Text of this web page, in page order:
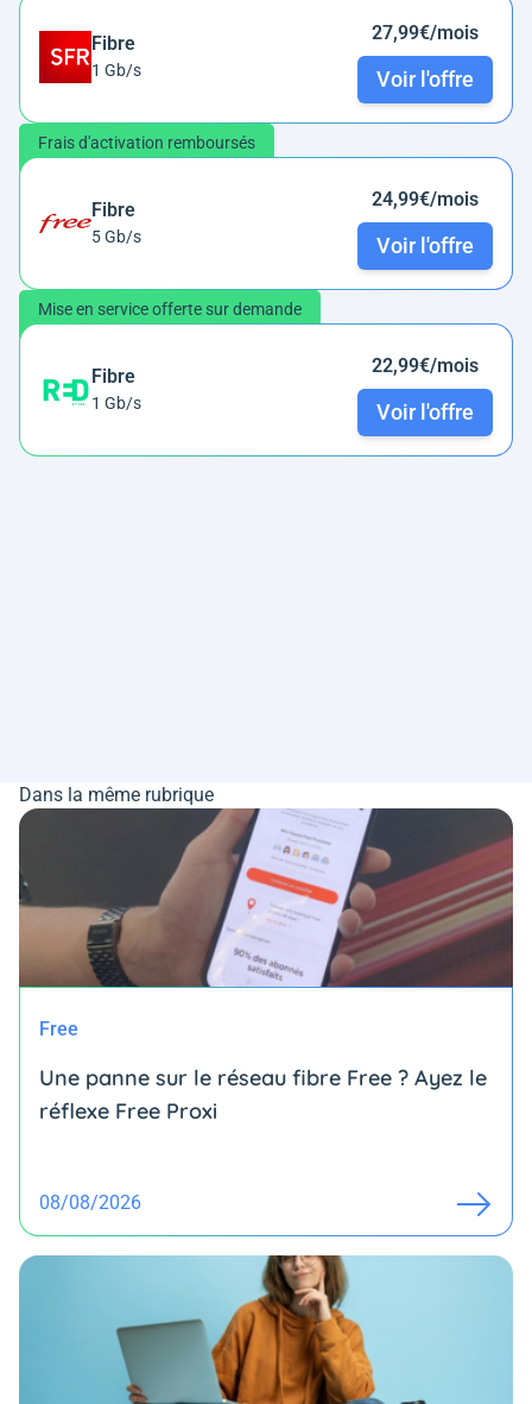
Fibre
1 Gb/s
27,99€/mois
Voir l'offre
Frais d'activation remboursés
Fibre
5 Gb/s
24,99€/mois
Voir l'offre
Mise en service offerte sur demande
Fibre
1 Gb/s
22,99€/mois
Voir l'offre
Dans la même rubrique
Free
Une panne sur le réseau fibre Free ? Ayez le
réflexe Free Proxi
08/08/2026